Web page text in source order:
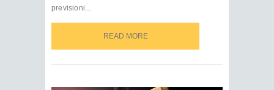
previsioni...
READ MORE